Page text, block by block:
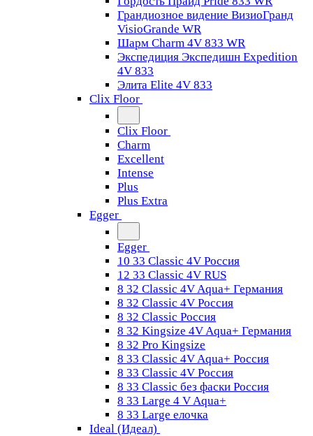
Грандиозное видение ВизиоГранд
VisioGrande WR
Шарм Charm 4V 833 WR
Экспедиция Экспедишн Expedition
4V 833
Элита Elite 4V 833
Clix Floor
Clix Floor
Charm
Excellent
Intense
Plus
Plus Extra
Egger
Egger
10 33 Classic 4V Россия
12 33 Classic 4V RUS
8 32 Classic 4V Aqua+ Германия
8 32 Classic 4V Россия
8 32 Classic Россия
8 32 Kingsize 4V Aqua+ Германия
8 32 Pro Kingsize
8 33 Classic 4V Aqua+ Россия
8 33 Classic 4V Россия
8 33 Classic без фаски Россия
8 33 Large 4 V Aqua+
8 33 Large елочка
Ideal (Идеал)